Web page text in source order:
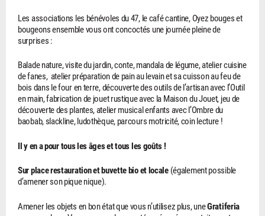
Les associations les bénévoles du 47, le café cantine, Oyez bouges et
bougeons ensemble vous ont concoctés une journée pleine de
surprises :
Balade nature, visite du jardin, conte, mandala de légume, atelier cuisine
de fanes, atelier préparation de pain au levain et sa cuisson au feu de
bois dans le four en terre, découverte des outils de l’artisan avec l’Outil
en main, fabrication de jouet rustique avec la Maison du Jouet, jeu de
découverte des plantes, atelier musical enfants avec l’Ombre du
baobab, slackline, ludothèque, parcours motricité, coin lecture !
Il y en a pour tous les âges et tous les goûts !
Sur place restauration et buvette bio et locale (également possible
d’amener son pique nique).
Amener les objets en bon état que vous n’utilisez plus, uneGratiferia